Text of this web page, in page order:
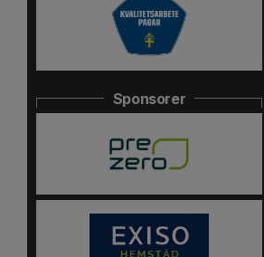
Sponsorer